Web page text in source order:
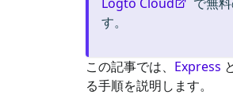
す。
この記事では、 Express
る手順を説明します。